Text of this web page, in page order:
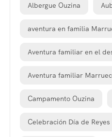
Albergue Ouzina
aventura en familia
Aventura familiar en el
Aventura familiar
Campamento Ouzina
Celebración Día de Reyes